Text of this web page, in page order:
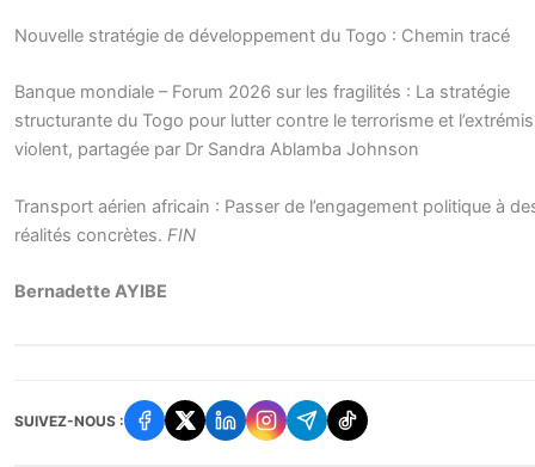
Nouvelle stratégie de développement du Togo : Chemin tracé
Banque mondiale – Forum 2026 sur les fragilités : La stratégie
structurante du Togo pour lutter contre le terrorisme et
violent, partagée par Dr Sandra Ablamba Johnson
Transport aérien africain : Passer de l’engagement politique à
réalités concrètes. FIN
Bernadette AYIBE
SUIVEZ-NOUS :